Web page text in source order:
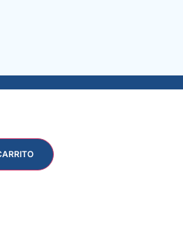
CRUZ 5 mm. x 150 u.